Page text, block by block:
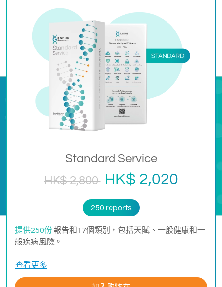
Standard Service
HK$ 2,800 HK$ 2,020
250 reports
提供250份報告和17個類別，包括天賦、一般健康和一
般疾病風險。
查看更多